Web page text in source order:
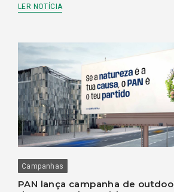
LER NOTÍCIA
Campanhas
PAN lança campanha de